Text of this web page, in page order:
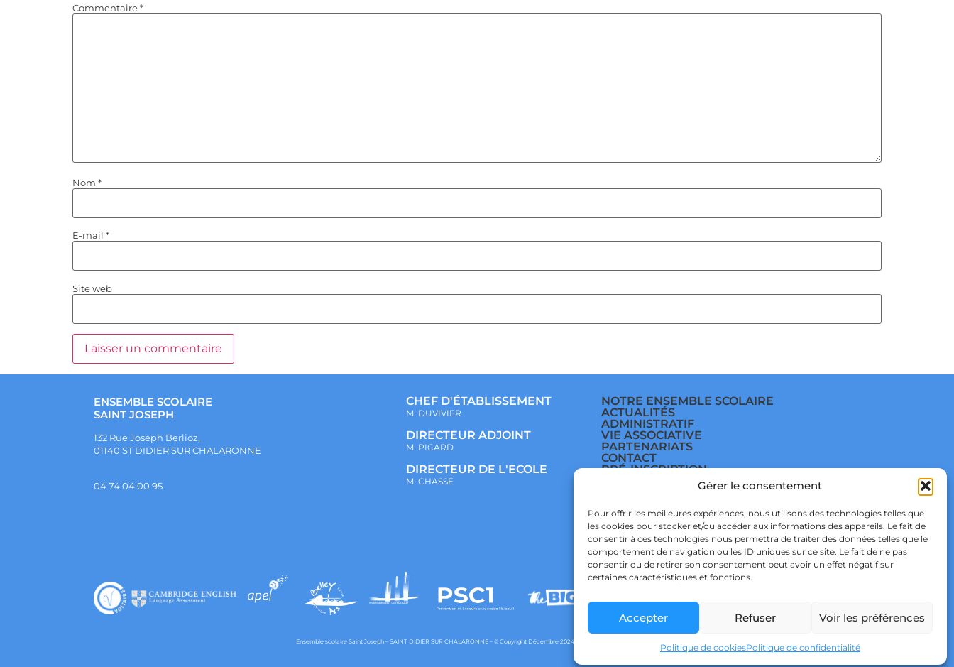
Gérer le consentement
Pour offrir les meilleures expériences, nous utilisons des technologies telles que
les cookies pour stocker et/ou accéder aux informations des appareils. Le fait de
consentir à ces technologies nous permettra de traiter des données telles que le
comportement de navigation ou les ID uniques sur ce site. Le fait de ne pas
consentir ou de retirer son consentement peut avoir un effet négatif sur
certaines caractéristiques et fonctions.
Accepter Refuser Voir les préférences
Politique de cookiesPolitique de confidentialité
Commentaire*
Nom *
E-mail *
Site web
ENSEMBLE SCOLAIRE
SAINT JOSEPH
132 Rue Joseph Berlioz,
01140 ST DIDIER SUR CHALARONNE
04 74 04 00 95
CHEF D'ÉTABLISSEMENT
M. DUVIVIER
DIRECTEUR ADJOINT
M. PICARD
DIRECTEUR DE L'ECOLE
M. CHASSÉ
NOTRE ENSEMBLE SCOLAIRE
ACTUALITÉS
ADMINISTRATIF
VIE ASSOCIATIVE
PARTENARIATS
CONTACT
PRÉ-INSCRIPTION
POLITIQUE DE
CONFIDENTIALITÉ & RGPD
POLITIQUE DE COOKIES
Ensemble scolaire Saint Joseph – SAINT DIDIER SUR CHALARONNE – © Copyright Décembre 2024 – Powered by